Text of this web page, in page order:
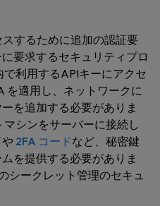
するために追加の認証要
要求するセキュリティプロ
で利用するAPIキーにアクセ
を適用し、ネットワークに
を追加する必要がありま
シンをサーバーに接続し
2FA コードなど、秘密鍵
を提供する必要がありま
シークレット管理のセキュ